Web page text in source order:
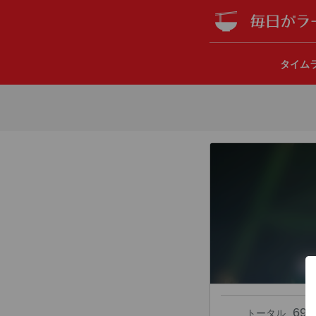
タイム
トータル 69杯